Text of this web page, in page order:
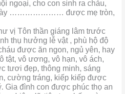
ngoại, cho con sinh ra cháu,
………………… được mẹ tròn,
vị Tôn thần giáng lâm trước
thụ hưởng lễ vật , phù hộ độ
được ăn ngon, ngủ yên, hay
tật, vô ương, vô hạn, vô ách,
tươi đẹp, thông minh, sáng
cường tráng, kiếp kiếp được
Gia đình con được phúc thọ an